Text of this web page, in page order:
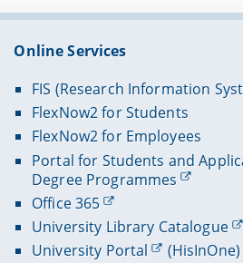
Online Services
FIS (Research Information
FlexNow2 for Students
FlexNow2 for Employees
Portal for Students and
Degree Programmes
Office 365
University Library Catalogue
University Portal
(HisInOne)